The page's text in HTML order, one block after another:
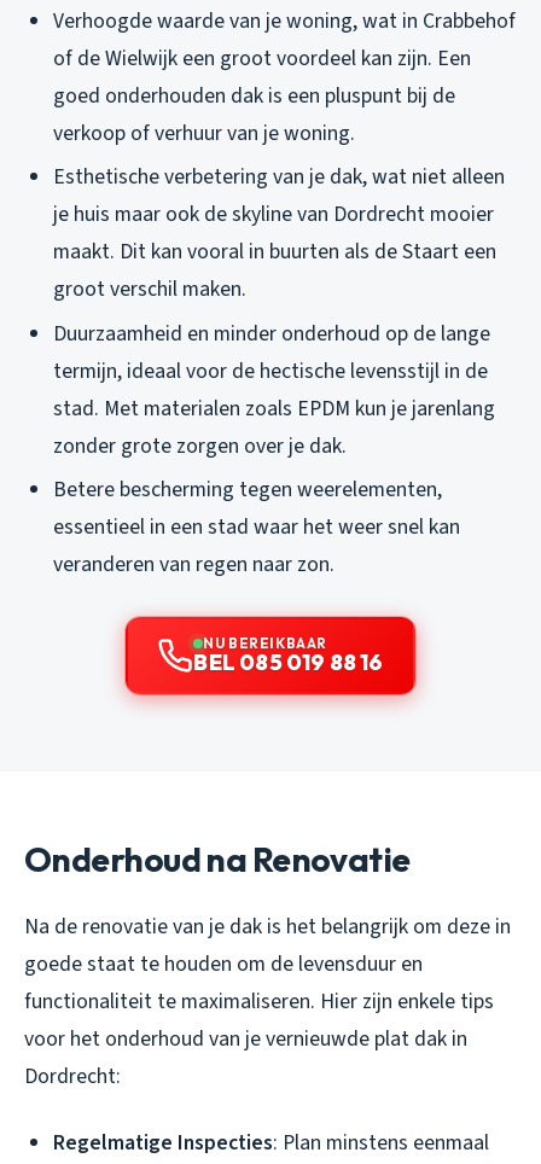
Verhoogde waarde van je woning, wat in Crabbehof
of de Wielwijk een groot voordeel kan zijn. Een
goed onderhouden dak is een pluspunt bij de
verkoop of verhuur van je woning.
Esthetische verbetering van je dak, wat niet alleen
je huis maar ook de skyline van Dordrecht mooier
maakt. Dit kan vooral in buurten als de Staart een
groot verschil maken.
Duurzaamheid en minder onderhoud op de lange
termijn, ideaal voor de hectische levensstijl in de
stad. Met materialen zoals EPDM kun je jarenlang
zonder grote zorgen over je dak.
Betere bescherming tegen weerelementen,
essentieel in een stad waar het weer snel kan
veranderen van regen naar zon.
NU BEREIKBAAR
BEL 085 019 88 16
Onderhoud na Renovatie
Na de renovatie van je dak is het belangrijk om deze in
goede staat te houden om de levensduur en
functionaliteit te maximaliseren. Hier zijn enkele tips
voor het onderhoud van je vernieuwde plat dak in
Dordrecht:
Regelmatige Inspecties: Plan minstens eenmaal